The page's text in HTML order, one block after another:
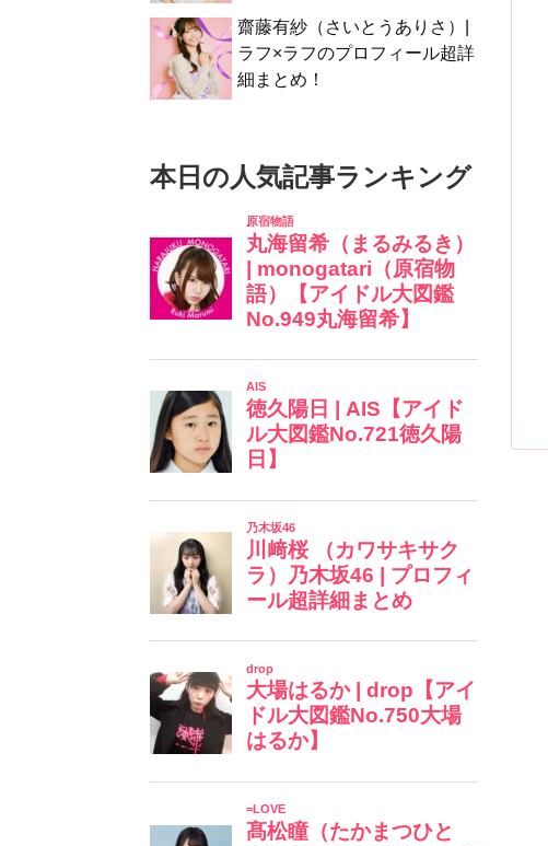
齋藤有紗（さいとうありさ）|
ラフ×ラフのプロフィール超詳
細まとめ！
本日の人気記事ランキング